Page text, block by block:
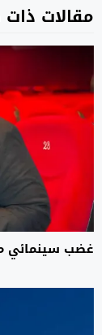
مقالات
غضب سينمائي